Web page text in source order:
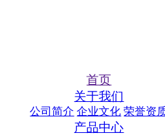
首页
关于我们
公司简介 企业文化 荣誉资
产品中心